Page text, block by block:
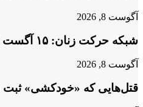
آگوست 8, 2026
شبکه حرکت زنان: ۱۵ آگست نماد پنج سال حذف و سرکوب زنان است
آگوست 8, 2026
قتل‌هایی که «خودکشی» ثبت شدند؛ ۲۳۱ زن در افغانستان